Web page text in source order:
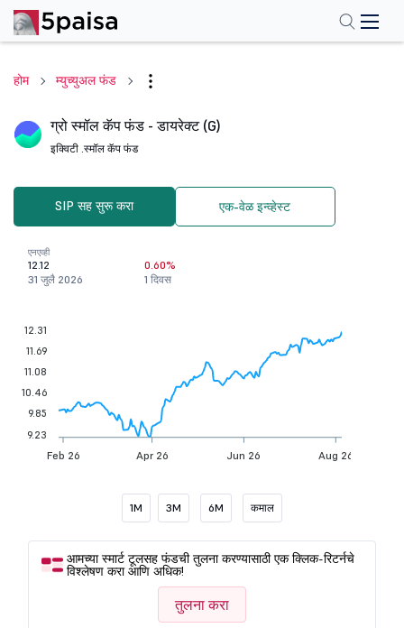
होम म्युच्युअल फंड
ग्रो स्मॉल कॅप फंड - डायरेक्ट (G)
इक्विटी .स्मॉल कॅप फंड
SIP सह सुरू करा एक-वेळ इन्व्हेस्ट
एनएव्ही
12.12
31 जुलै 2026
0.60%
1 दिवस
Feb 26 Apr 26 Jun 26 Aug 26
12.31
11.69
11.08
10.46
9.85
9.23
1M 3M 6M कमाल
आमच्या स्मार्ट टूलसह फंडची तुलना करण्यासाठी एक क्लिक-रिटर्नचे
विश्लेषण करा आणि अधिक!
तुलना करा